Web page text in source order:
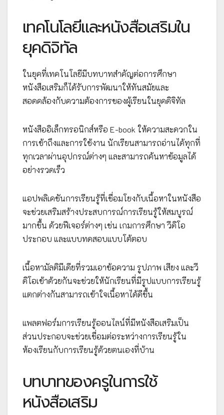
เทคโนโลยีและหนังสือเสริมใน
ยุคดิจิทัล
ในยุคที่เทคโนโลยีมีบทบาทสำคัญต่อการศึกษา
หนังสือเสริมก็ได้รับการพัฒนาให้ทันสมัยและ
สอดคล้องกับความต้องการของผู้เรียนในยุคดิจิทัล
หนังสืออิเล็กทรอนิกส์หรือ E-book ให้ความสะดวกใน
การเข้าถึงและการใช้งาน นักเรียนสามารถอ่านได้ทุกที่
ทุกเวลาผ่านอุปกรณ์ต่างๆ และสามารถค้นหาข้อมูลได้
อย่างรวดเร็ว
แอปพลิเคชันการเรียนรู้ที่เชื่อมโยงกับเนื้อหาในหนังสือ
จะช่วยเสริมสร้างประสบการณ์การเรียนรู้ให้สมบูรณ์
มากขึ้น ด้วยฟีเจอร์ต่างๆ เช่น เกมการศึกษา วีดิโอ
ประกอบ และแบบทดสอบแบบโต้ตอบ
เนื้อหามัลติมีเดียที่รวมเอาข้อความ รูปภาพ เสียง และวี
ดิโอเข้าด้วยกันจะช่วยให้นักเรียนที่มีรูปแบบการเรียนรู้
แตกต่างกันสามารถเข้าใจเนื้อหาได้ดีขึ้น
แพลตฟอร์มการเรียนรู้ออนไลน์ที่มีหนังสือเสริมเป็น
ส่วนประกอบจะช่วยเชื่อมต่อระหว่างการเรียนรู้ใน
ห้องเรียนกับการเรียนรู้ด้วยตนเองที่บ้าน
บทบาทของครูในการใช้
หนังสือเสริม